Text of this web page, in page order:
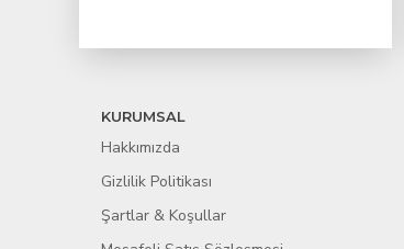
KURUMSAL
Hakkımızda
Gizlilik Politikası
Şartlar & Koşullar